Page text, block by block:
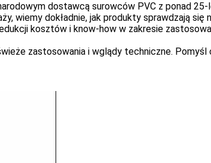
dostawcą surowców PVC z ponad
wiemy dokładnie, jak produkty sprawdzają się
kosztów i know-how w zakresie
zastosowania i wglądy techniczne.